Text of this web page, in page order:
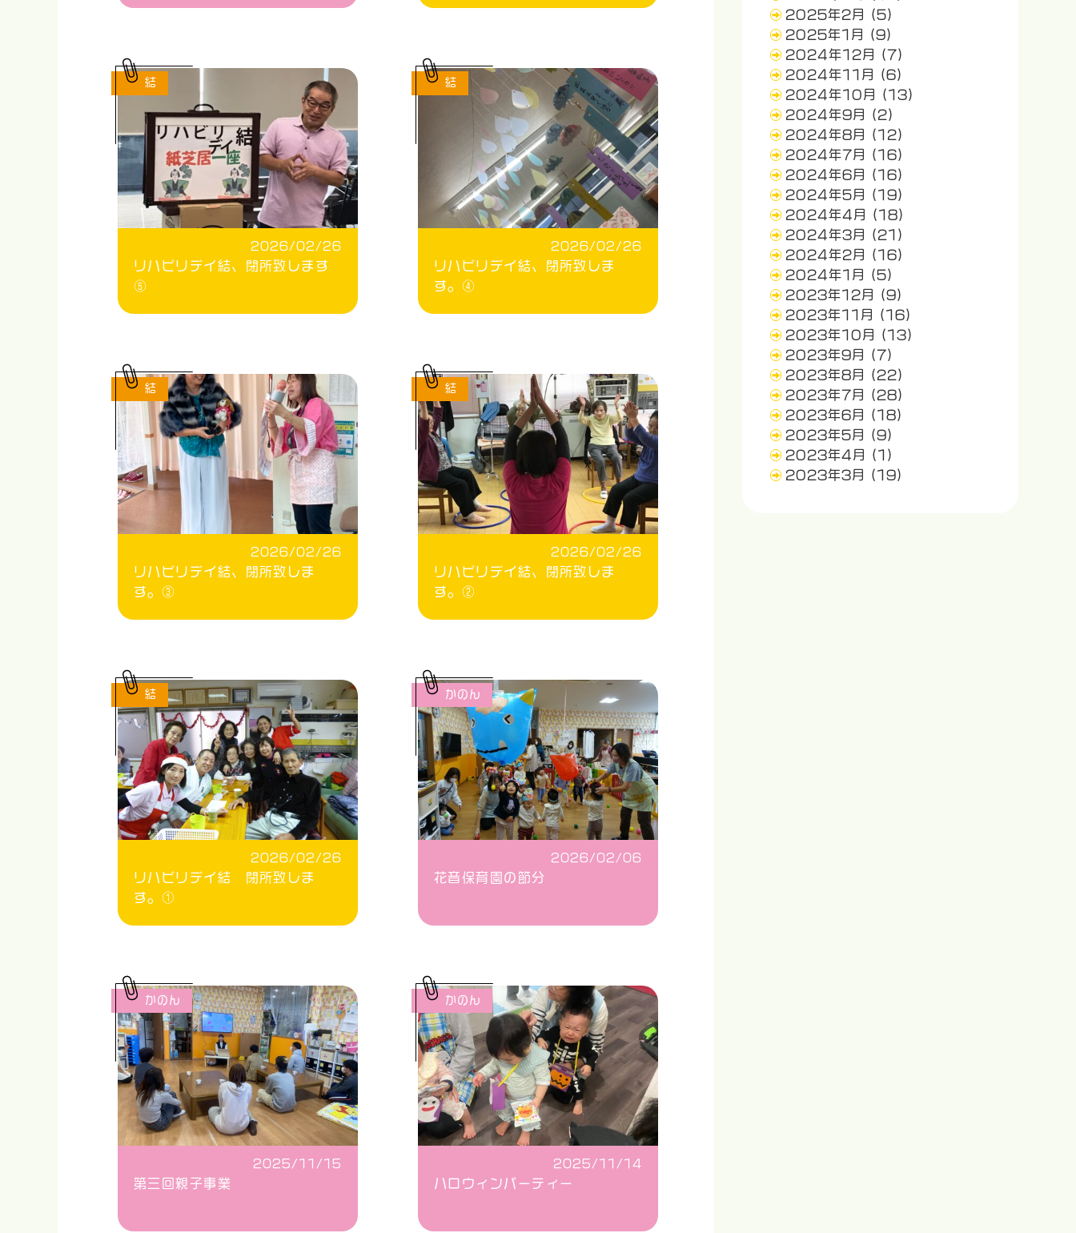
2026/02/26
リハビリデイ結、閉所致します
⑤
結
2026/02/26
リハビリデイ結、閉所致しま
す。④
結
2026/02/26
リハビリデイ結、閉所致しま
す。③
結
2026/02/26
リハビリデイ結、閉所致しま
す。②
結
2026/02/26
リハビリデイ結 閉所致しま
す。①
結
2026/02/06
花音保育園の節分
かのん
2025/11/15
第三回親子事業
かのん
2025/11/14
ハロウィンパーティー
かのん
2025年2月
(5)
2025年1月
(9)
2024年12月
(7)
2024年11月
(6)
2024年10月
(13)
2024年9月
(2)
2024年8月
(12)
2024年7月
(16)
2024年6月
(16)
2024年5月
(19)
2024年4月
(18)
2024年3月
(21)
2024年2月
(16)
2024年1月
(5)
2023年12月
(9)
2023年11月
(16)
2023年10月
(13)
2023年9月
(7)
2023年8月
(22)
2023年7月
(28)
2023年6月
(18)
2023年5月
(9)
2023年4月
(1)
2023年3月
(19)